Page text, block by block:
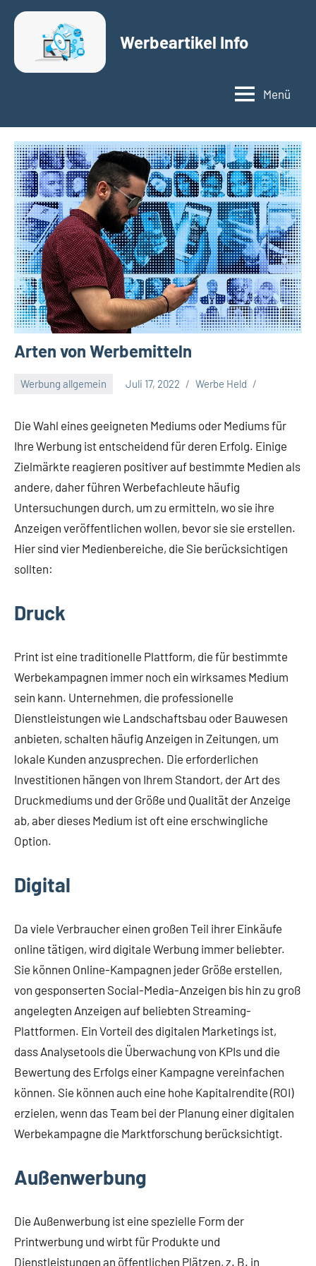
Werbeartikel Info
Menü
Arten von Werbemitteln
Werbung allgemein Juli 17, 2022 Werbe Held
Die Wahl eines geeigneten Mediums oder Mediums für
Ihre Werbung ist entscheidend für deren Erfolg. Einige
Zielmärkte reagieren positiver auf bestimmte Medien als
andere, daher führen Werbefachleute häufig
Untersuchungen durch, um zu ermitteln, wo sie ihre
Anzeigen veröffentlichen wollen, bevor sie sie erstellen.
Hier sind vier Medienbereiche, die Sie berücksichtigen
sollten:
Druck
Print ist eine traditionelle Plattform, die für bestimmte
Werbekampagnen immer noch ein wirksames Medium
sein kann. Unternehmen, die professionelle
Dienstleistungen wie Landschaftsbau oder Bauwesen
anbieten, schalten häufig Anzeigen in Zeitungen, um
lokale Kunden anzusprechen. Die erforderlichen
Investitionen hängen von Ihrem Standort, der Art des
Druckmediums und der Größe und Qualität der Anzeige
ab, aber dieses Medium ist oft eine erschwingliche
Option.
Digital
Da viele Verbraucher einen großen Teil ihrer Einkäufe
online tätigen, wird digitale Werbung immer beliebter.
Sie können Online-Kampagnen jeder Größe erstellen,
von gesponserten Social-Media-Anzeigen bis hin zu groß
angelegten Anzeigen auf beliebten Streaming-
Plattformen. Ein Vorteil des digitalen Marketings ist,
dass Analysetools die Überwachung von KPIs und die
Bewertung des Erfolgs einer Kampagne vereinfachen
können. Sie können auch eine hohe Kapitalrendite (ROI)
erzielen, wenn das Team bei der Planung einer digitalen
Werbekampagne die Marktforschung berücksichtigt.
Außenwerbung
Die Außenwerbung ist eine spezielle Form der
Printwerbung und wirbt für Produkte und
Dienstleistungen an öffentlichen Plätzen, z. B. in